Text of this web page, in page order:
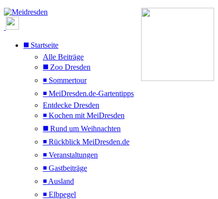
◼️ Startseite
Alle Beiträge
◼️ Zoo Dresden
◾ Sommertour
◾ MeiDresden.de-Gartentipps
Entdecke Dresden
◾ Kochen mit MeiDresden
◼️ Rund um Weihnachten
◾ Rückblick MeiDresden.de
◾ Veranstaltungen
◾ Gastbeiträge
◾ Ausland
◾ Elbpegel